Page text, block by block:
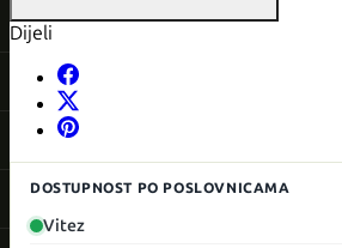
Dijeli
DOSTUPNOST PO POSLOVNICAMA
Vitez